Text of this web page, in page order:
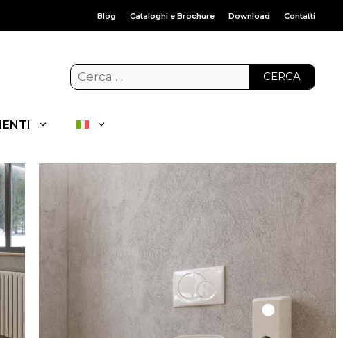
Blog Cataloghi e Brochure Download Contatti
CERCA